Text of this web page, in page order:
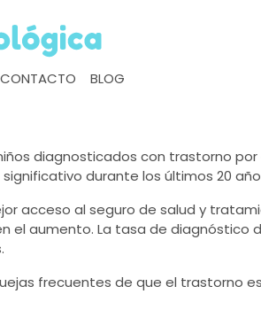
CONTACTO BLOG
diagnosticados con trastorno
durante los últimos 20
acceso al seguro de salud y
el aumento. La tasa de diagnóstico
frecuentes de que el trastorno